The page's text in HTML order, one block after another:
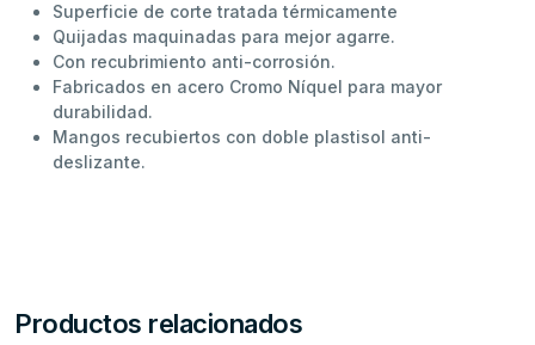
Superficie de corte tratada térmicamente
Quijadas maquinadas para mejor agarre.
Con recubrimiento anti-corrosión.
Fabricados en acero Cromo Níquel para mayor
durabilidad.
Mangos recubiertos con doble plastisol anti-
deslizante.
Productos relacionados